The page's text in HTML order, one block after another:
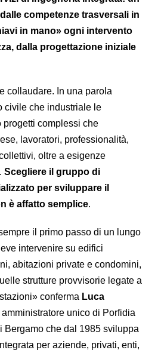
competenze trasversali in
in mano» ogni intervento
dalla progettazione iniziale
collaudare. In una parola
civile che industriale le
complessi che
lavoratori, professionalità,
oltre a esigenze
Scegliere il gruppo di
per sviluppare il
è affatto semplice.
il primo passo di un lungo
intervenire su edifici
abitazioni private e condomini,
strutture provvisorie legate a
conferma Luca
amministratore unico di Porfidia
Bergamo che dal 1985 sviluppa
per aziende, privati, enti,